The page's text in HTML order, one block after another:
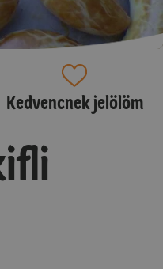
Kedvencnek jelölöm